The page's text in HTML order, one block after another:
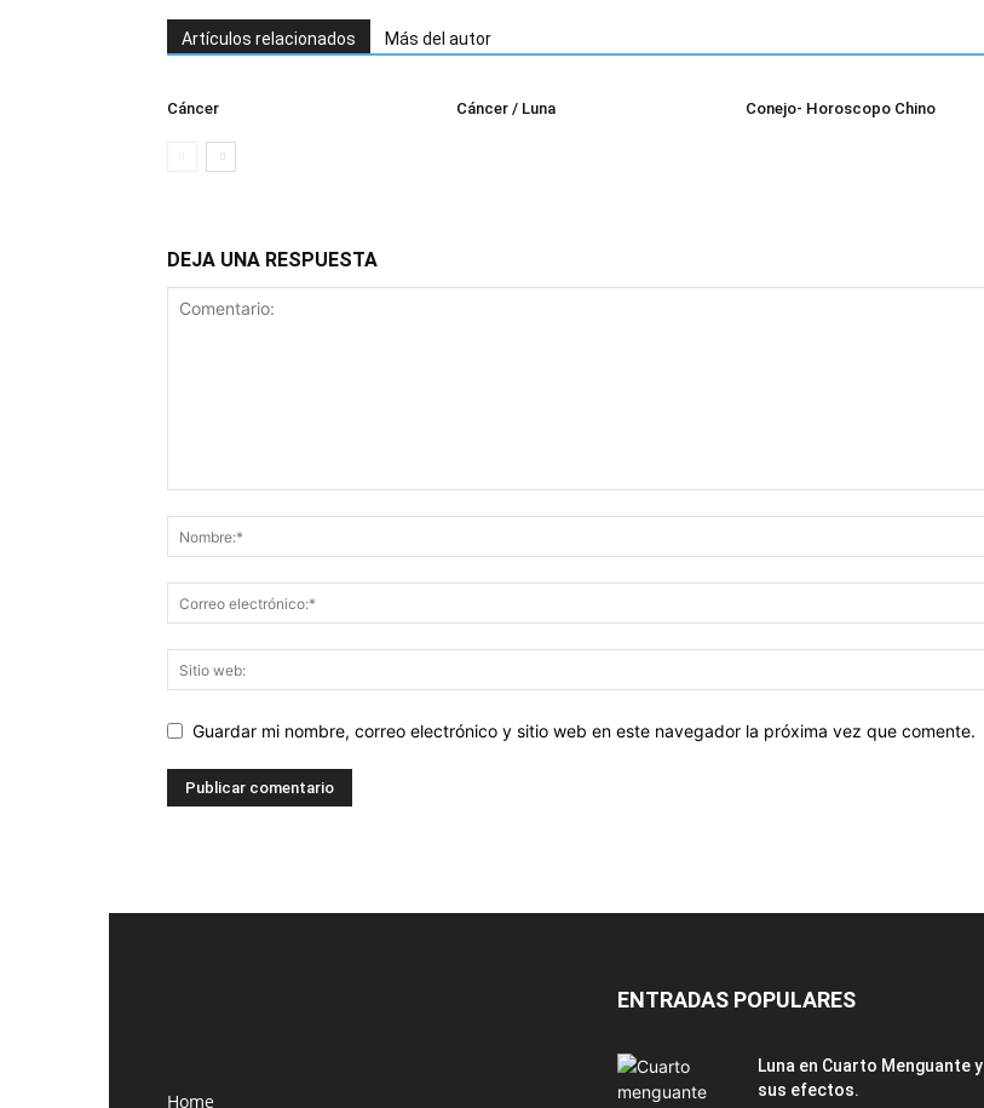
Artículos relacionados Más del autor
Cáncer Cáncer / Luna Conejo- Horoscopo Chino
DEJA UNA RESPUESTA
Guardar mi nombre, correo electrónico y sitio web en este navegador la próxima vez que comente.
Home
ENTRADAS POPULARES
Luna en Cuarto Menguante y
sus efectos.